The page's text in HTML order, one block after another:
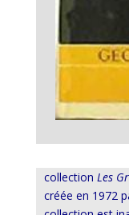
collection Les
créée en 1972